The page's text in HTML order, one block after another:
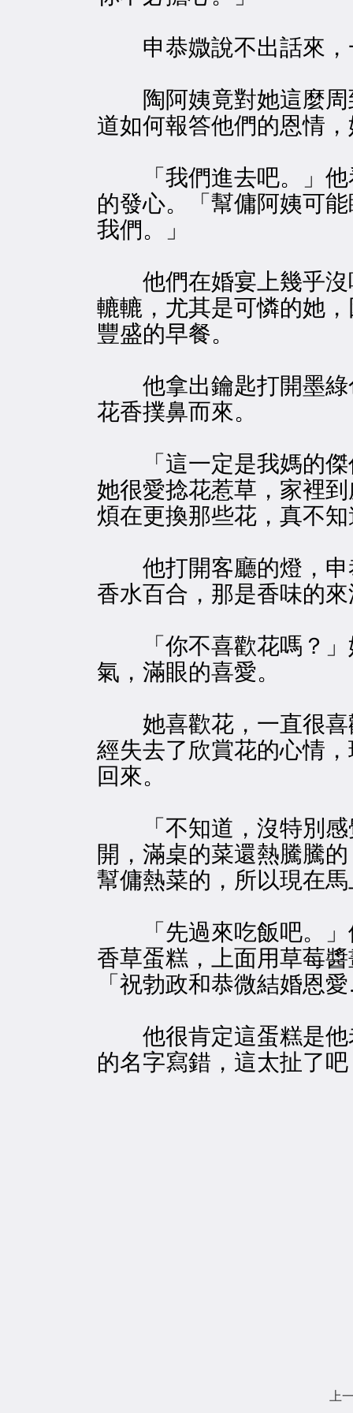
申恭媺說不出話來，
陶阿姨竟對她這麼周
道如何報答他們的恩情
「我們進去吧。」他
的發心。「幫傭阿姨可
我們。」
他們在婚宴上幾乎沒
轆轆，尤其是可憐的她
豐盛的早餐。
他拿出鑰匙打開墨綠
花香撲鼻而來。
「這一定是我媽的傑
她很愛捻花惹草，家裡
煩在更換那些花，真不
他打開客廳的燈，申
香水百合，那是香味的
「你不喜歡花嗎？」
氣，滿眼的喜愛。
她喜歡花，一直很喜
經失去了欣賞花的心情
回來。
「不知道，沒特別感
開，滿桌的菜還熱騰騰
幫傭熱菜的，所以現在
「先過來吃飯吧。」
香草蛋糕，上面用草莓
「祝勃政和恭微結婚恩
他很肯定這蛋糕是他
的名字寫錯，這太扯了
上